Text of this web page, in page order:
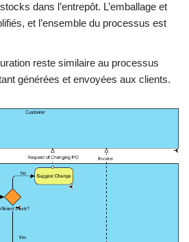
dans l’entrepôt. L’emballage et
et l’ensemble du processus est
reste similaire au processus
générées et envoyées aux clients.